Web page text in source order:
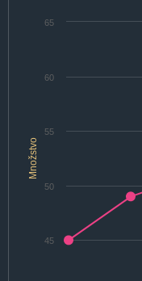
Množstvo
45
50
55
60
65